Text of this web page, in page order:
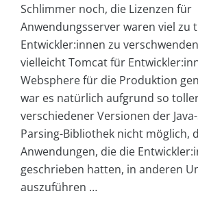
Schlimmer noch, die Lizenzen für
Anwendungsserver waren viel zu
Entwickler:innen zu
vielleicht Tomcat für
Websphere für die Produktion
war es natürlich aufgrund so
verschiedener Versionen der Java-
Parsing-Bibliothek nicht möglich,
Anwendungen, die die
geschrieben hatten, in anderen
auszuführen …